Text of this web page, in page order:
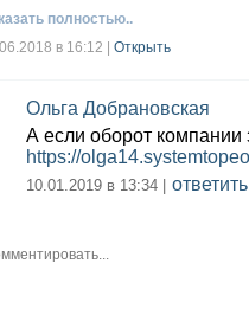
полностью..
в 16:12
Открыть
Ольга Добрановская
А если оборот компании
https://
10.01.2019 в 13:34 | ответить